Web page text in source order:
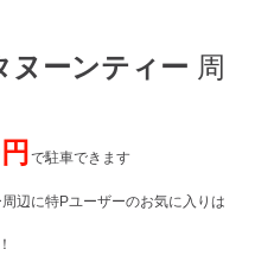
ヌーンティー 周
で駐車できます
辺に特Pユーザーのお気に入りは